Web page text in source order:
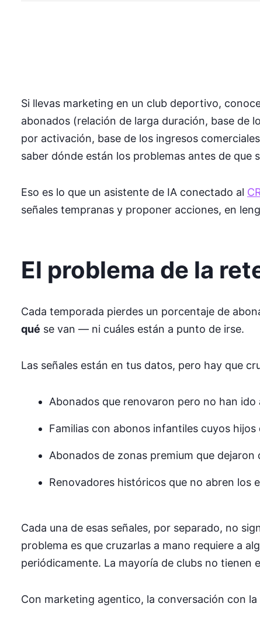
Si llevas marketing en un club deportivo,
abonados (relación de larga duración, base de
por activación, base de los ingresos
saber dónde están los problemas antes de que
Eso es lo que un asistente de IA conectado al
señales tempranas y proponer acciones, en
El problema de la
Cada temporada pierdes un porcentaje de
qué se van — ni cuáles están a punto de irse.
Las señales están en tus datos, pero hay que
Abonados que renovaron pero no han
Familias con abonos infantiles cuyos
Abonados de zonas premium que
Renovadores históricos que no abren los
Cada una de esas señales, por separado, no
problema es que cruzarlas a mano requiere a
periódicamente. La mayoría de clubs no tienen
Con marketing agentico, la conversación con la